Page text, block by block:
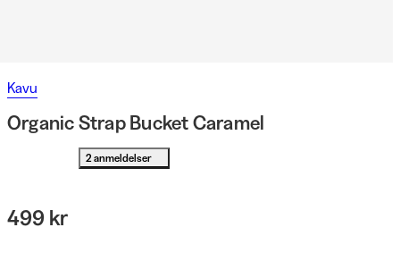
Kavu
Organic Strap Bucket Caramel
2 anmeldelser
499 kr